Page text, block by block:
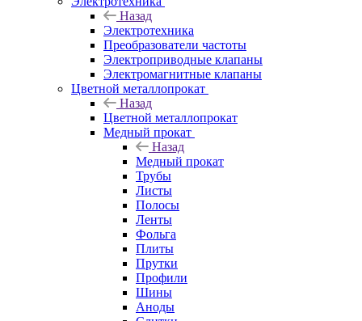
Назад
Электротехника
Преобразователи частоты
Электроприводные клапаны
Электромагнитные клапаны
Цветной металлопрокат
Назад
Цветной металлопрокат
Медный прокат
Назад
Медный прокат
Трубы
Листы
Полосы
Ленты
Фольга
Плиты
Прутки
Профили
Шины
Аноды